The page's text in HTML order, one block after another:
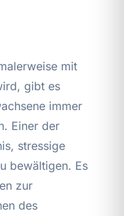
mit
gibt es
immer
Einer der
stressige
bewältigen. Es
zur
des